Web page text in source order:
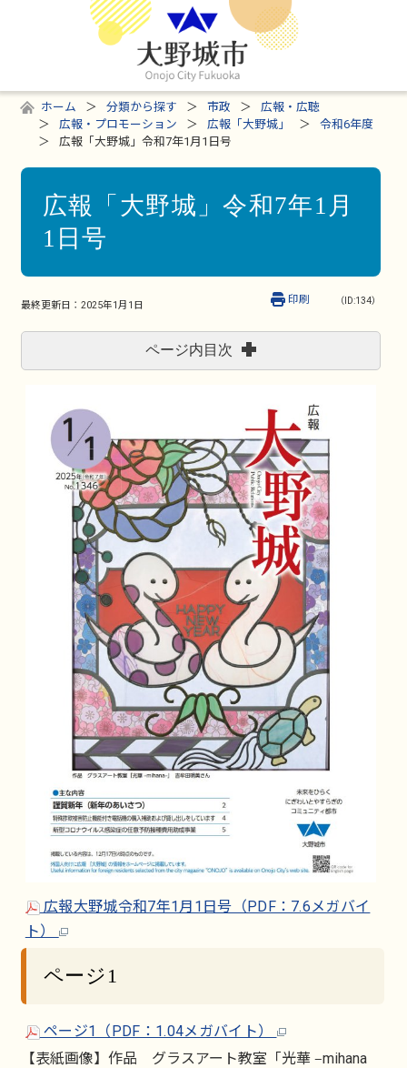
ホーム 分類から探す 市政
広報・広聴
広報・プロモーション
広報「大野城」
令和6年度
広報「大野城」令和7年1月1日号
広報「大野城」令和7年1月
1日号
最終更新日： 2025年1月1日 （ID:134）
印刷
ページ内目次
広報大野城令和7年1月1日号（PDF：7.6メガバイ
ト）
ページ1
ページ1（PDF：1.04メガバイト）
【表紙画像】作品 グラスアート教室「光華 ‒mihana